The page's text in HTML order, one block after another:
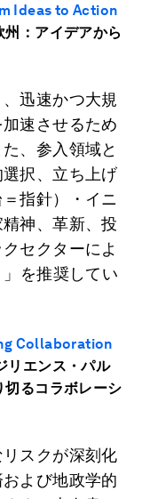
Ideas to Action
州：アイデアから
迅速かつ大規
速させるため
、参入領域と
択、立ち上げ
指針）・イニ
神、革新、投
セクターによ
を推奨してい
Collaboration
リエンス・パル
切るコラボレーシ
スクが深刻化
よび地政学的